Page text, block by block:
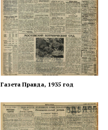
Газета Правда, 1935 год